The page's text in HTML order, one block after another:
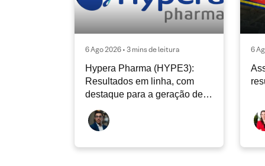
6 Ago 2026 • 3 mins de leitura
Hypera Pharma (HYPE3):
Resultados em linha, com
destaque para a geração de
caixa
6